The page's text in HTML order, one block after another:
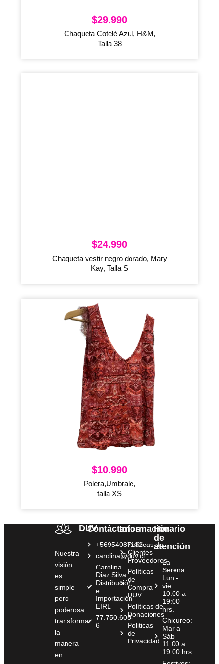
$29.990
Chaqueta Cotelé Azul, H&M,
Talla 38
$24.990
Chaqueta vestir negro dorado, Mary
Kay, Talla S
$10.990
Polera,Umbrale,
talla XS
DUV
Nuestra
visión
es
simple
pero
poderosa:
transformar
la
manera
en
Contáctanos
+56954087132
carolina@duv.cl
Carolina
Diaz Silva
Distribución
e
Importación
EIRL
77.750.605-
6
Información
Políticas de
Clientes
Proveedores
Políticas
de
Compra
DUV
Políticas de
Donaciones
Politicas
de
Privacidad
Horario
de
atención
La
Serena:
Lun -
vie:
10:00 a
19:00
hrs.
Chicureo:
Mar a
Sáb
11:00 a
19:00 hrs